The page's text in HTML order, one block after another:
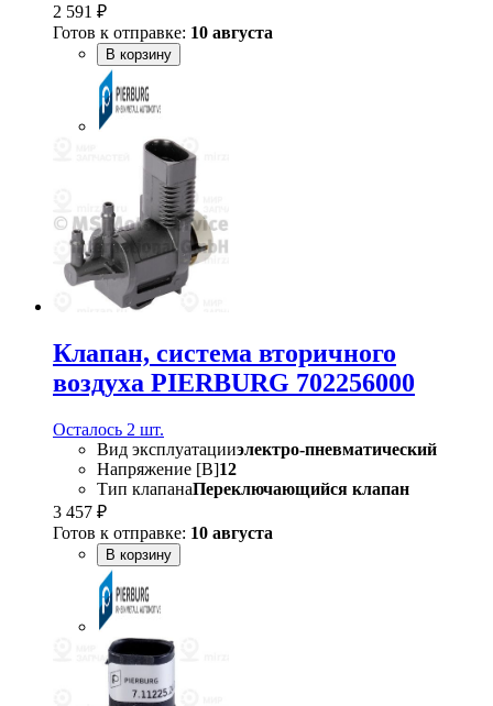
2 591 ₽
Готов к отправке: 10 августа
В корзину
Клапан, система вторичного
воздуха PIERBURG 702256000
Осталось 2 шт.
Вид эксплуатацииэлектро-пневматический
Напряжение [В]12
Тип клапанаПереключающийся клапан
3 457 ₽
Готов к отправке: 10 августа
В корзину